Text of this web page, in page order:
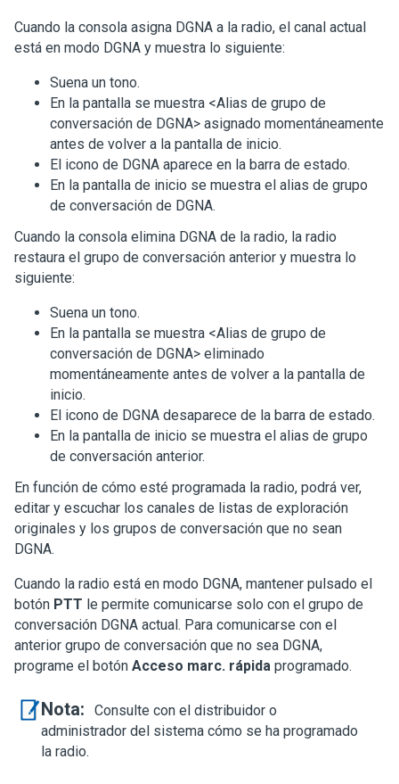
Cuando la consola asigna DGNA a la radio, el canal actual
está en modo DGNA y muestra lo siguiente:
Suena un tono.
En la pantalla se muestra <Alias de grupo de
conversación de DGNA> asignado momentáneamente
antes de volver a la pantalla de inicio.
El icono de DGNA aparece en la barra de estado.
En la pantalla de inicio se muestra el alias de grupo
de conversación de DGNA.
Cuando la consola elimina DGNA de la radio, la radio
restaura el grupo de conversación anterior y muestra lo
siguiente:
Suena un tono.
En la pantalla se muestra <Alias de grupo de
conversación de DGNA> eliminado
momentáneamente antes de volver a la pantalla de
inicio.
El icono de DGNA desaparece de la barra de estado.
En la pantalla de inicio se muestra el alias de grupo
de conversación anterior.
En función de cómo esté programada la radio, podrá ver,
editar y escuchar los canales de listas de exploración
originales y los grupos de conversación que no sean
DGNA.
Cuando la radio está en modo DGNA, mantener pulsado el
botón PTT le permite comunicarse solo con el grupo de
conversación DGNA actual. Para comunicarse con el
anterior grupo de conversación que no sea DGNA,
programe el botón Acceso marc. rápida programado.
Nota:
Consulte con el distribuidor o
administrador del sistema cómo se ha programado
la radio.